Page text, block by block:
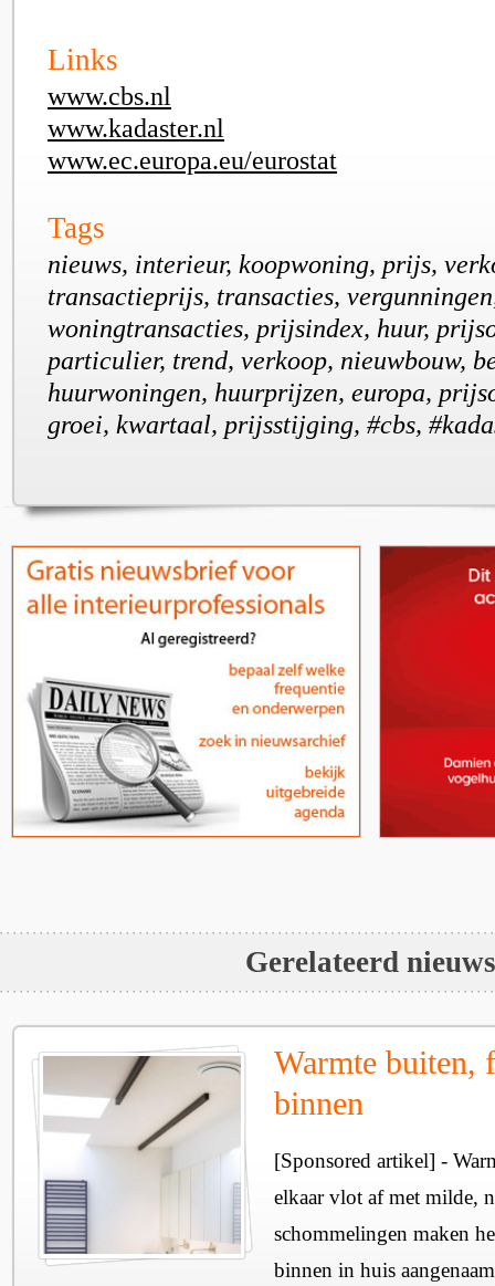
Links
www.cbs.nl
www.kadaster.nl
www.ec.europa.eu/eurostat
Tags
nieuws, interieur, koopwoning, prijs,
transactieprijs, transacties,
woningtransacties, prijsindex, huur,
particulier, trend, verkoop, nieuwbouw,
huurwoningen, huurprijzen, europa,
groei, kwartaal, prijsstijging, #cbs,
Gerelateerd nieuws
Warmte buiten,
binnen
[Sponsored artikel] -
elkaar vlot af met milde,
schommelingen maken
binnen in huis